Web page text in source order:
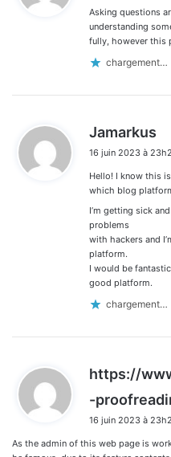
:
Asking questions
understanding
fully, however this
chargement…
Jamarkus
t
:
16 juin 2023 à
Hello! I know this
which blog
I’m getting sick
problems
with hackers and
platform.
I would be
good platform.
chargement…
https://
-
16 juin 2023 à
As the admin of this web page is